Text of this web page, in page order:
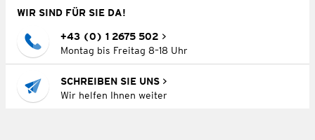
WIR SIND FÜR SIE DA!
+43 (0) 1 2675 502
Montag bis Freitag 8–18 Uhr
SCHREIBEN SIE UNS
Wir helfen Ihnen weiter